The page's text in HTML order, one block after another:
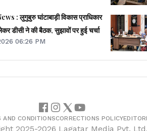
: लुगुबुरु घांटाबाड़ी विकास प्राधिकार
डीसी ने की बैठक, सुझावों पर हुई चर्चा
06:26 PM
AND CONDITIONSCORRECTIONS POLICY
2025-2026 Lagatar Media Pvt. Ltd.